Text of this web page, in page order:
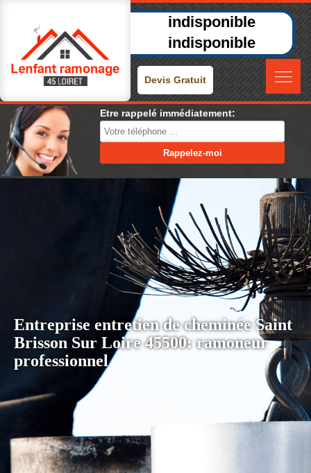
indisponible
indisponible
Devis Gratuit
Etre rappelé immédiatement:
Entreprise entretien de cheminée Saint
Brisson Sur Loire 45500: ramoneur
professionnel